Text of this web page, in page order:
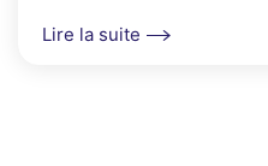
Lire la suite